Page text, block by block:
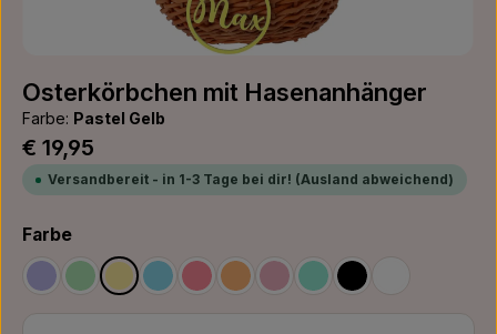
Osterkörbchen mit Hasenanhänger
Farbe: Pastel Gelb
Regulärer Preis:
€ 19,95
Versandbereit - in 1-3 Tage bei dir! (Ausland abweichend)
Farbeauswählen
Pastel Flieder
Pastel Mint
Pastel Gelb
Pastel Hellblau
Pastel Himbeere
Pastel Orange
Pastel Rosa
Pastel Türkis
Schwarz